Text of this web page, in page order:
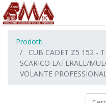
Prodotti
CUB CADET Z5 152 -
SCARICO LATERALE/
VOLANTE